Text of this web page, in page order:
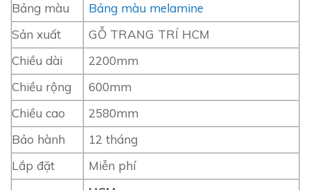
Bảng màu
Bảng màu melamine
Sản xuất
GỖ TRANG TRÍ HCM
Chiều dài
2200mm
Chiều rộng
600mm
Chiều cao
2580mm
Bảo hành
12 tháng
Lắp đặt
Miễn phí